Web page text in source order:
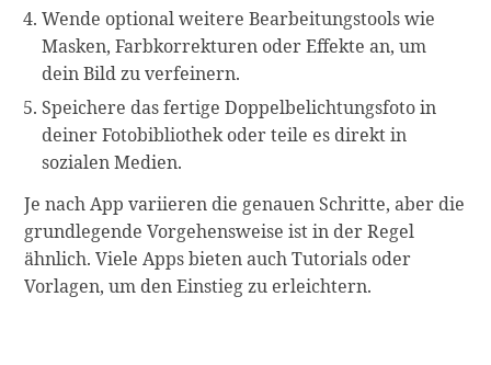
Wende optional weitere Bearbeitungstools wie
Masken, Farbkorrekturen oder Effekte an, um
dein Bild zu verfeinern.
Speichere das fertige Doppelbelichtungsfoto in
deiner Fotobibliothek oder teile es direkt in
sozialen Medien.
Je nach App variieren die genauen Schritte, aber die
grundlegende Vorgehensweise ist in der Regel
ähnlich. Viele Apps bieten auch Tutorials oder
Vorlagen, um den Einstieg zu erleichtern.